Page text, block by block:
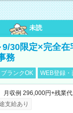
未読
30限定×完全
務
ブランクOK WEB登録・
収例 296,000円+残業代
支給あり